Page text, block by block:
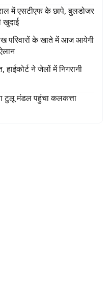
में एसटीएफ के छापे, बुलडोजर
परिवारों के खाते में आज आयेगी
हाईकोर्ट ने जेलों में निगरानी
टुलू मंडल पहुंचा कलकत्ता